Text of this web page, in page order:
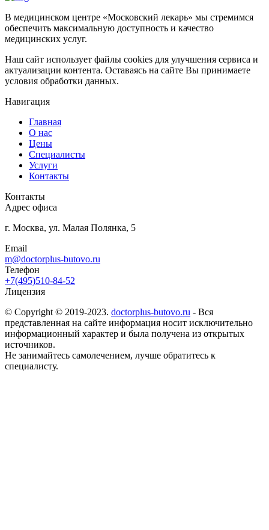
В медицинском центре «Московский лекарь» мы стремимся
обеспечить максимальную доступность и качество
медицинских услуг.
Наш сайт использует файлы cookies для улучшения сервиса и
актуализации контента. Оставаясь на сайте Вы принимаете
условия обработки данных.
Навигация
Главная
О нас
Цены
Специалисты
Услуги
Контакты
Контакты
Адрес офиса
г. Москва, ул. Малая Полянка, 5
Email
m@doctorplus-butovo.ru
Телефон
+7(495)510-84-52
Лицензия
© Copyright © 2019-2023. doctorplus-butovo.ru - Вся
представленная на сайте информация носит исключительно
информационный характер и была получена из открытых
источников.
Не занимайтесь самолечением, лучше обратитесь к
специалисту.